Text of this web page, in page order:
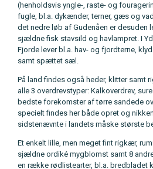
(henholdsvis yngle-, raste- og
fugle, bl.a. dykænder, terner, gæs og
det nedre løb af Gudenåen er desuden
sjældne fisk stavsild og havlampret. I
Fjorde lever bl.a. hav- og fjordterne,
samt spættet sæl.
På land findes også heder, klitter samt
alle 3 overdrevstyper: Kalkoverdrev,
bedste forekomster af tørre sandede
specielt findes her både opret og
sidstenævnte i landets måske største
Et enkelt lille, men meget fint rigkær,
sjældne ordiké mygblomst samt 8
en række rødlistearter, bl.a. bredbladet